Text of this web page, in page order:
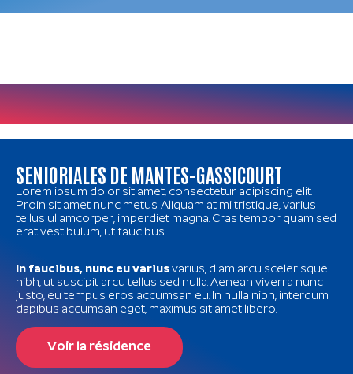
SENIORIALES DE MANTES-GASSICOURT
Lorem ipsum dolor sit amet, consectetur adipiscing elit.
Proin sit amet nunc metus. Aliquam at mi tristique, varius
tellus ullamcorper, imperdiet magna. Cras tempor quam sed
erat vestibulum, ut faucibus.
In faucibus, nunc eu varius varius, diam arcu scelerisque
nibh, ut suscipit arcu tellus sed nulla. Aenean viverra nunc
justo, eu tempus eros accumsan eu. In nulla nibh, interdum
dapibus accumsan eget, maximus sit amet libero.
Voir la résidence